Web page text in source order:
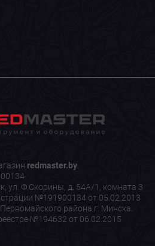
redmaster.by.
ул. Ф.Скорины, д. 54А/1, комната 3
№191900134 от 05.02.2013
района г. Минска.
№194632 от 06.02.2015